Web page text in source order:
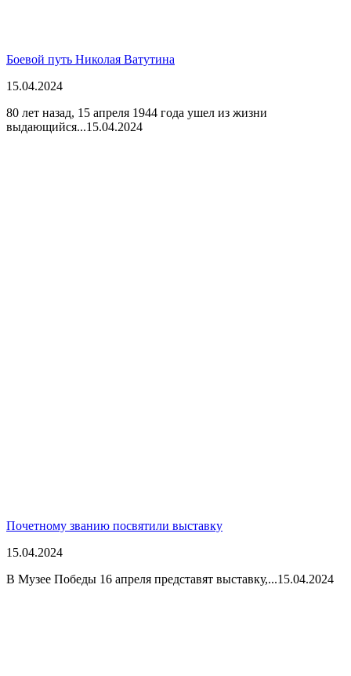
Боевой путь Николая Ватутина
15.04.2024
80 лет назад, 15 апреля 1944 года ушел из жизни
выдающийся...15.04.2024
Почетному званию посвятили выставку
15.04.2024
В Музее Победы 16 апреля представят выставку,...15.04.2024